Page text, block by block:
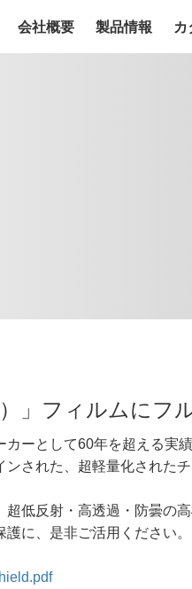
会社概要 製品情報 カ
」フィルムにフ
ーとして60年を超える実
された、超軽量化され
低反射・高透過・防曇の
に、是非ご活用ください。